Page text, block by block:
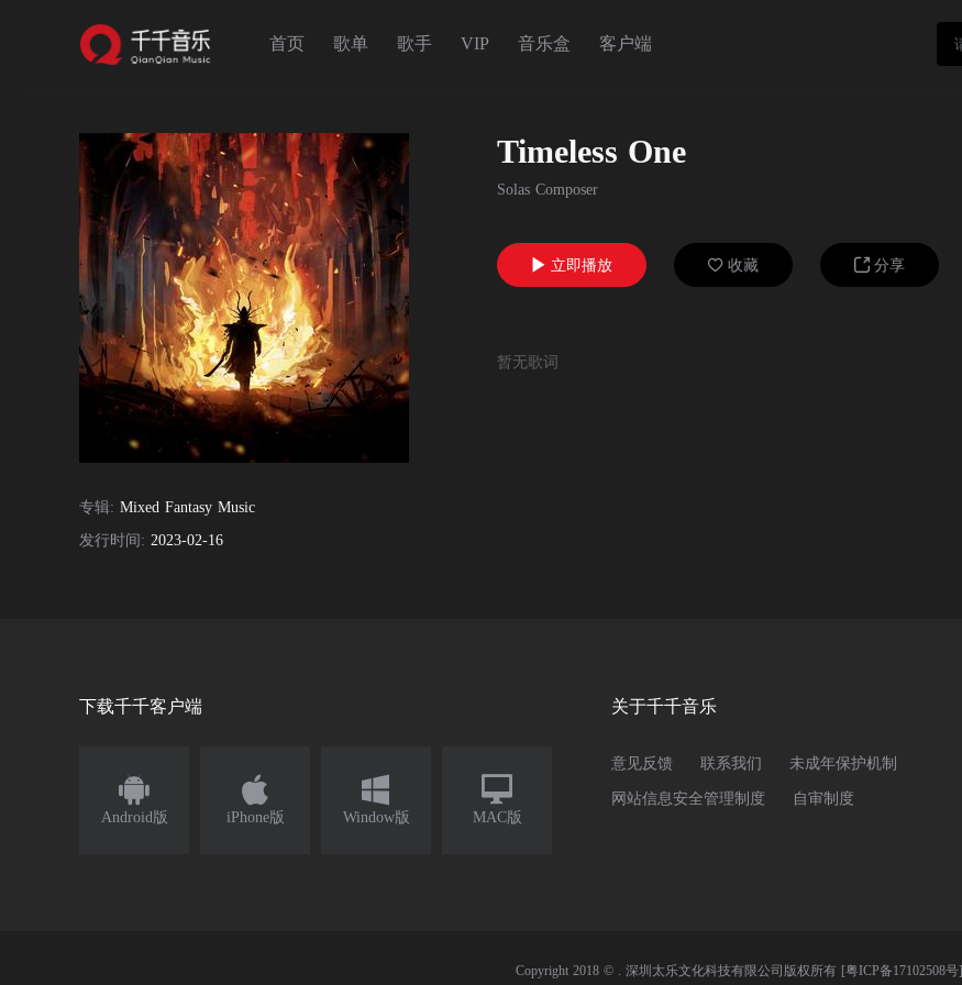
首页 歌单 歌手 VIP 音乐盒 客户端
专辑: Mixed Fantasy Music
发行时间: 2023-02-16
Timeless One
Solas Composer
 立即播放  收藏  分享
暂无歌词
下载千千客户端

Android版

iPhone版

Window版

MAC版
关于千千音乐
意见反馈 联系我们 未成年保护机制
网站信息安全管理制度 自审制度
Copyright 2018 © . 深圳太乐文化科技有限公司版权所有 [粤ICP备17102508号]